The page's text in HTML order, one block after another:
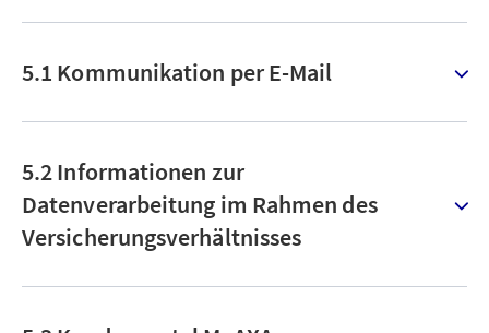
5.1 Kommunikation per E-Mail
5.2 Informationen zur
Datenverarbeitung im Rahmen des
Versicherungsverhältnisses